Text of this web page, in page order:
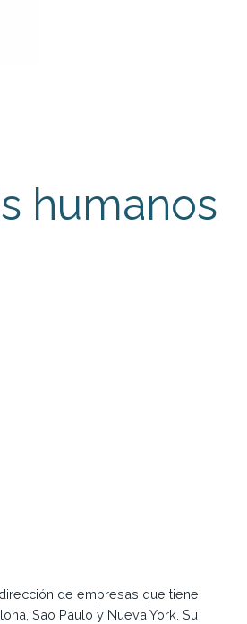
humanos
de empresas que tiene
Sao Paulo y Nueva York. Su